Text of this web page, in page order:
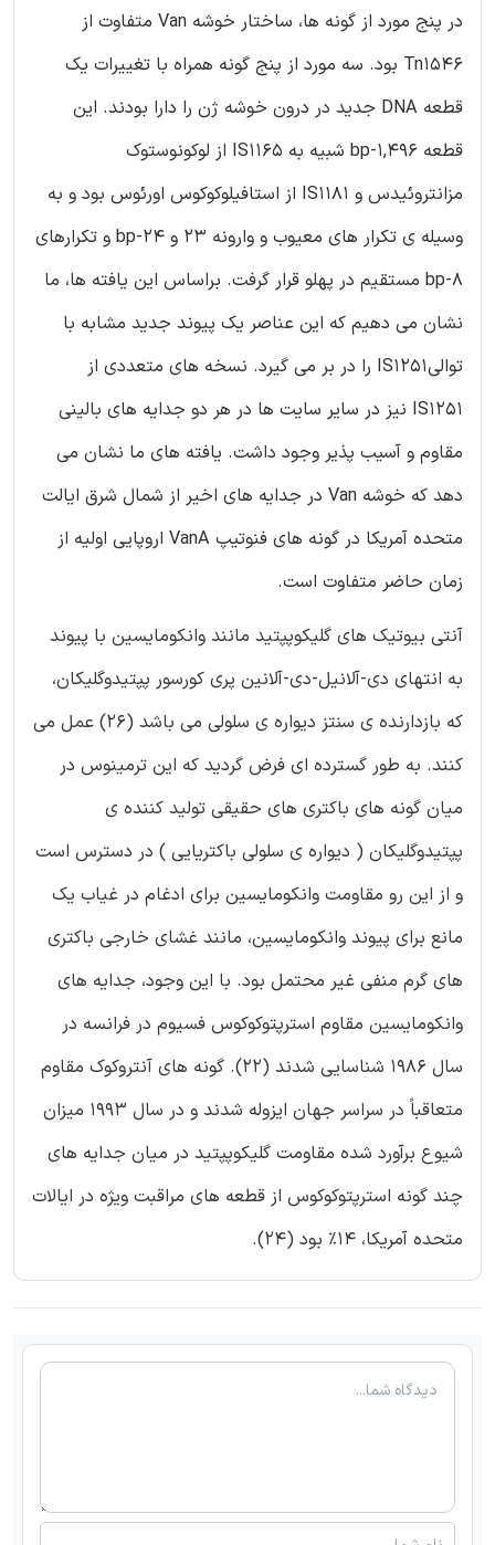
در پنج مورد از گونه ها، ساختار خوشه Van متفاوت از
Tn1546 بود. سه مورد از پنج گونه همراه با تغییرات یک
قطعه DNA جدید در درون خوشه ژن را دارا بودند. این
قطعه 1,496-bp شبیه به IS1165 از لوکونوستوک
مزانتروئیدس و IS1181 از استافیلوکوکوس اورئوس بود و به
وسیله ی تکرار های معیوب و وارونه 23 و 24-bp و تکرارهای
8-bp مستقیم در پهلو قرار گرفت. براساس این یافته ها، ما
نشان می دهیم که این عناصر یک پیوند جدید مشابه با
توالیIS1251 را در بر می گیرد. نسخه های متعددی از
IS1251 نیز در سایر سایت ها در هر دو جدایه های بالینی
مقاوم و آسیب پذیر وجود داشت. یافته های ما نشان می
دهد که خوشه Van در جدایه های اخیر از شمال شرق ایالت
متحده آمریکا در گونه های فنوتیپ VanA اروپایی اولیه از
زمان حاضر متفاوت است.
آنتی بیوتیک های گلیکوپپتید مانند وانکومایسین با پیوند
به انتهای دی-آلانیل-دی-آلانین پری کورسور پپتیدوگلیکان،
که بازدارنده ی سنتز دیواره ی سلولی می باشد (26) عمل می
کنند. به طور گسترده ای فرض گردید که این ترمینوس در
میان گونه های باکتری های حقیقی تولید کننده ی
پپتیدوگلیکان ( دیواره ی سلولی باکتریایی ) در دسترس است
و از این رو مقاومت وانکومایسین برای ادغام در غیاب یک
مانع برای پیوند وانکومایسین، مانند غشای خارجی باکتری
های گرم منفی غیر محتمل بود. با این وجود، جدایه های
وانکومایسین مقاوم استرپتوکوکوس فسیوم در فرانسه در
سال 1986 شناسایی شدند (22). گونه های آنتروکوک مقاوم
متعاقباً در سراسر جهان ایزوله شدند و در سال 1993 میزان
شیوع برآورد شده مقاومت گلیکوپپتید در میان جدایه های
چند گونه استرپتوکوکوس از قطعه های مراقبت ویژه در ایالات
متحده آمریکا، 14% بود (24).